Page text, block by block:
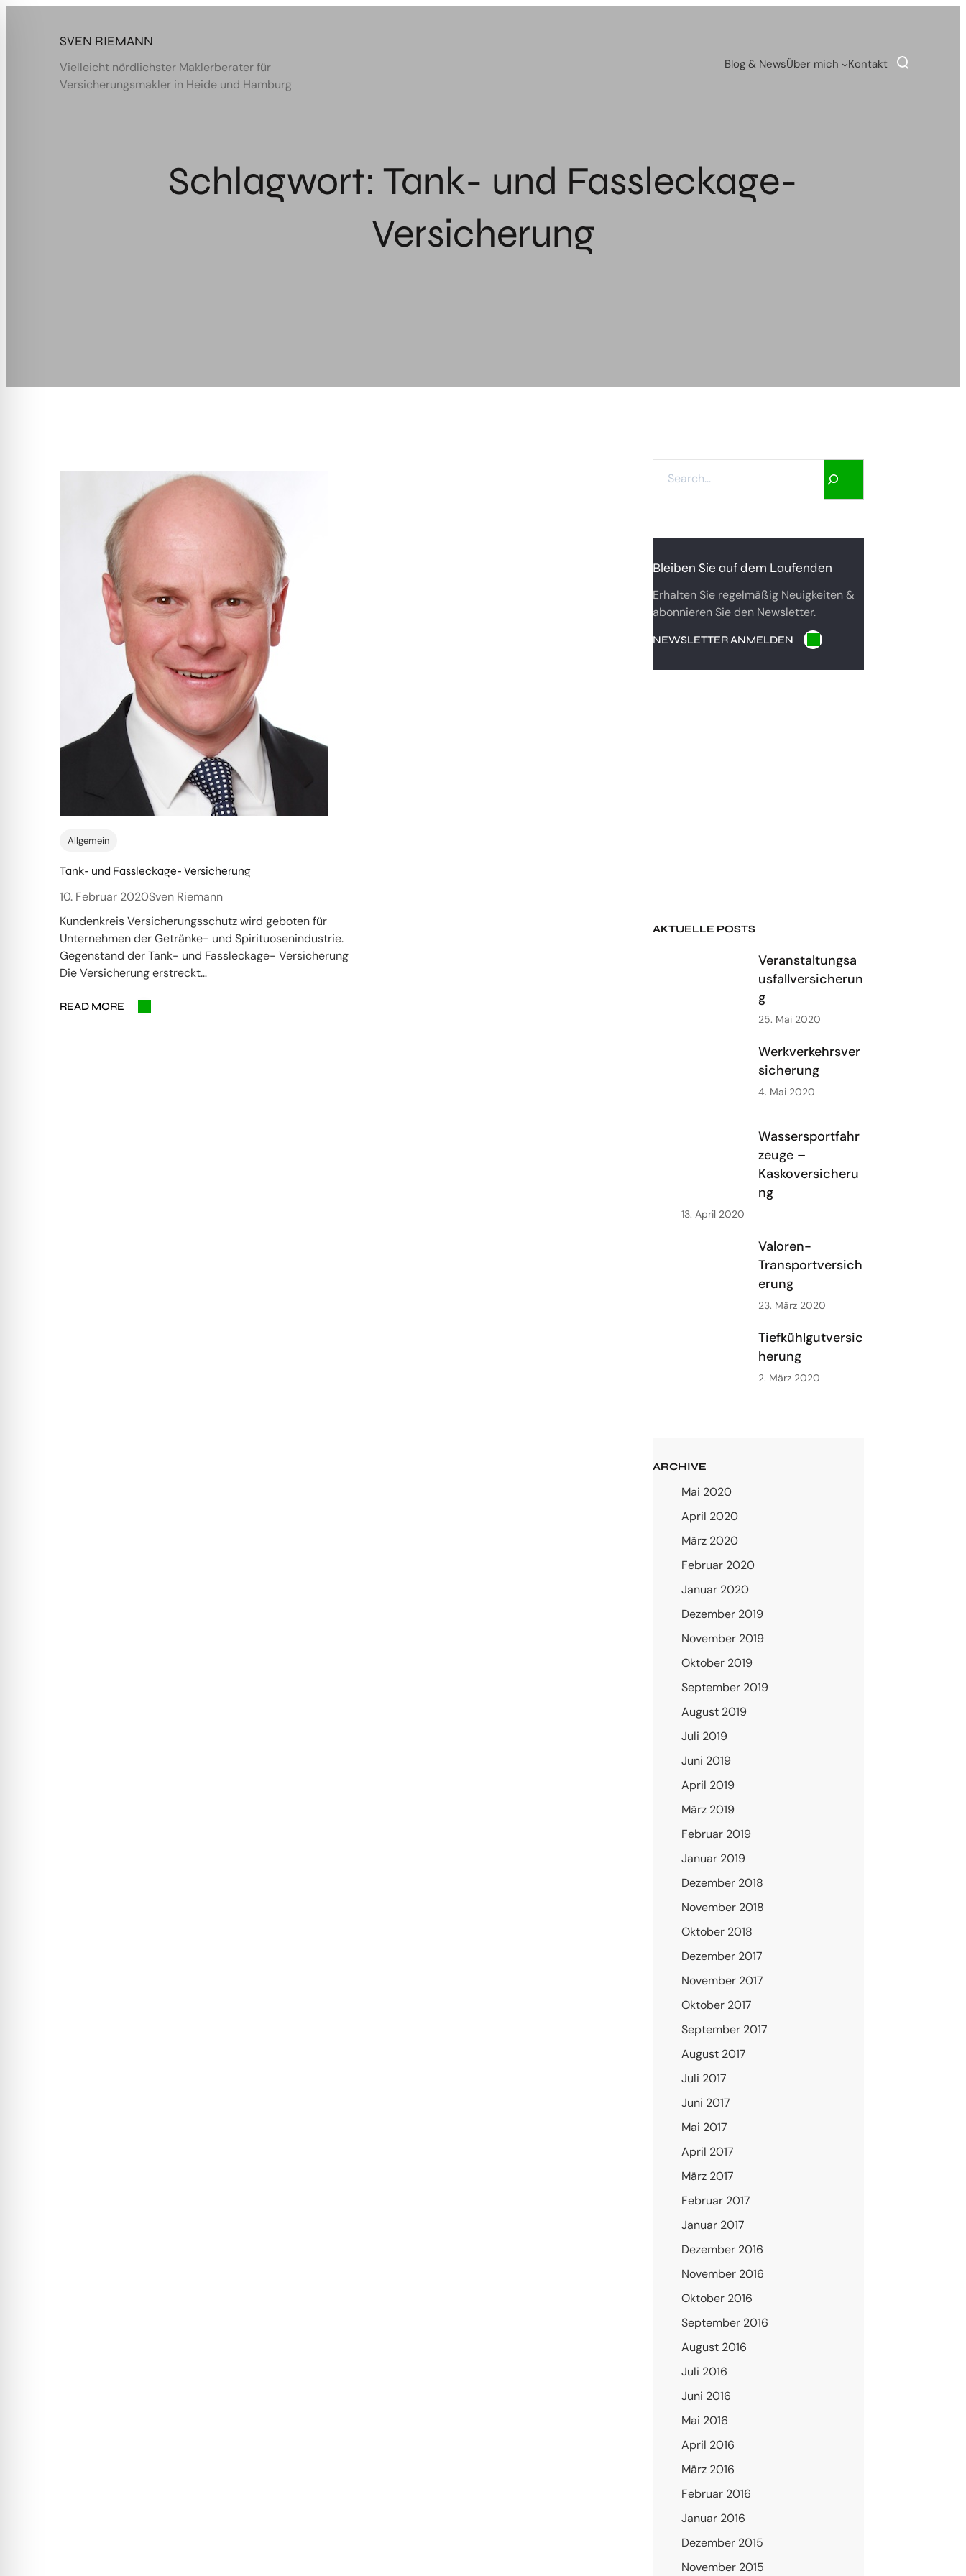
SVEN RIEMANN
Vielleicht nördlichster Maklerberater für
Versicherungsmakler in Heide und Hamburg
Blog & NewsÜber mich Kontakt
Schlagwort: Tank- und Fassleckage-
Versicherung
Allgemein
Tank- und Fassleckage- Versicherung
10. Februar 2020Sven Riemann
Kundenkreis Versicherungsschutz wird geboten für
Unternehmen der Getränke- und Spirituosenindustrie.
Gegenstand der Tank- und Fassleckage- Versicherung
Die Versicherung erstreckt…
READ MORE
A
C
Bleiben Sie auf dem Laufenden
Erhalten Sie regelmäßig Neuigkeiten &
abonnieren Sie den Newsletter.
NEWSLETTER ANMELDEN
AKTUELLE POSTS
Veranstaltungsa
usfallversicherun
g
25. Mai 2020
Werkverkehrsver
sicherung
4. Mai 2020
Wassersportfahr
zeuge –
Kaskoversicheru
ng
13. April 2020
Valoren-
Transportversich
erung
23. März 2020
Tiefkühlgutversic
herung
2. März 2020
ARCHIVE
Mai 2020
April 2020
März 2020
Februar 2020
Januar 2020
Dezember 2019
November 2019
Oktober 2019
September 2019
August 2019
Juli 2019
Juni 2019
April 2019
März 2019
Februar 2019
Januar 2019
Dezember 2018
November 2018
Oktober 2018
Dezember 2017
November 2017
Oktober 2017
September 2017
August 2017
Juli 2017
Juni 2017
Mai 2017
April 2017
März 2017
Februar 2017
Januar 2017
Dezember 2016
November 2016
Oktober 2016
September 2016
August 2016
Juli 2016
Juni 2016
Mai 2016
April 2016
März 2016
Februar 2016
Januar 2016
Dezember 2015
November 2015